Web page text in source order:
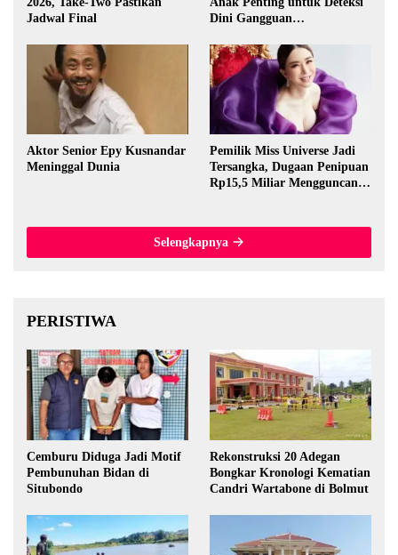
Jadwal Final
Dini Gangguan
Aktor Senior Epy Kusnandar
Meninggal Dunia
Pemilik Miss Universe Jadi
Tersangka, Dugaan Penipuan
Rp15,5 Miliar Mengguncang
Selengkapnya
PERISTIWA
Cemburu Diduga Jadi Motif
Pembunuhan Bidan di
Situbondo
Rekonstruksi 20 Adegan
Bongkar Kronologi Kematian
Candri Wartabone di Bolmut